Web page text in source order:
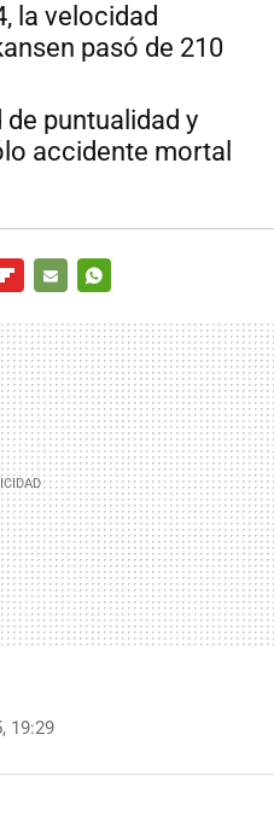
la velocidad
pasó de 210
puntualidad y
accidente mortal
MAIL
19:29